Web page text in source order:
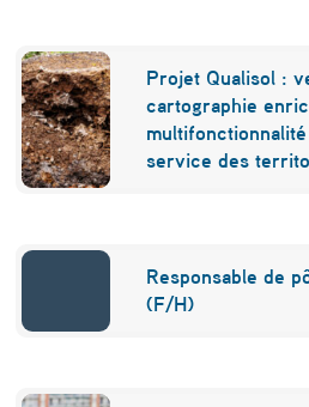
c
o
l
l
g
s
d
Projet Qualisol :
cartographie
service des
Responsable de
(F/H)